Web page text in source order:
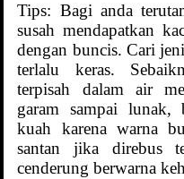
Tips: Bagi anda
susah mendapatkan
dengan buncis. Cari
terlalu keras.
terpisah dalam air
garam sampai lunak,
kuah karena warna
santan jika direbus
cenderung berwarna